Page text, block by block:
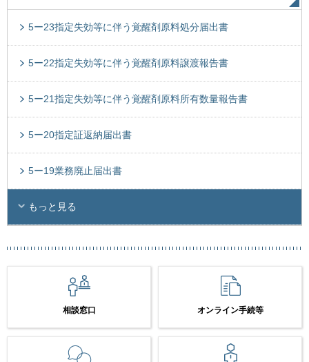
5ー23指定失効等に伴う覚醒剤原料処分届出書
5ー22指定失効等に伴う覚醒剤原料譲渡報告書
5ー21指定失効等に伴う覚醒剤原料所有数量報告書
5ー20指定証返納届出書
5ー19業務廃止届出書
もっと見る
相談窓口 オンライン手続等